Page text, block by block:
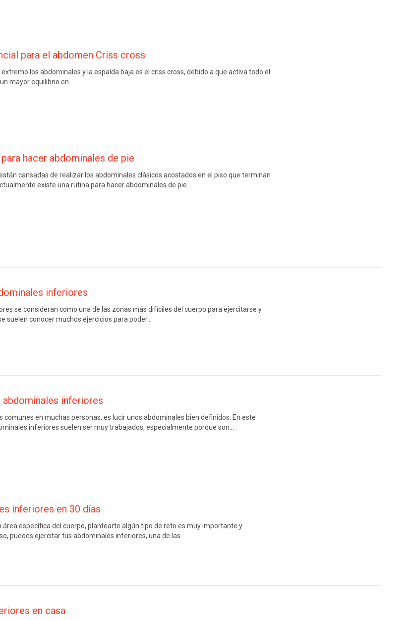
para el abdomen Criss cross
los abdominales y la espalda baja es el criss cross, debido a que activa todo el
mayor equilibrio en…
hacer abdominales de pie
cansadas de realizar los abdominales clásicos acostados en el piso que terminan
existe una rutina para hacer abdominales de pie…
inferiores
se consideran como una de las zonas más difíciles del cuerpo para ejercitarse y
suelen conocer muchos ejercicios para poder…
inferiores
comunes en muchas personas, es lucir unos abdominales bien definidos. En este
inferiores suelen ser muy trabajados, especialmente porque son…
inferiores en 30 días
área específica del cuerpo, plantearte algún tipo de reto es muy importante y
puedes ejercitar tus abdominales inferiores, una de las…
en casa